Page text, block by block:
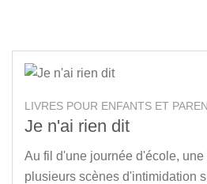
LIVRES POUR ENFANTS ET
Je n'ai rien dit
Au fil d'une journée d'école,
plusieurs scènes d'intimidation